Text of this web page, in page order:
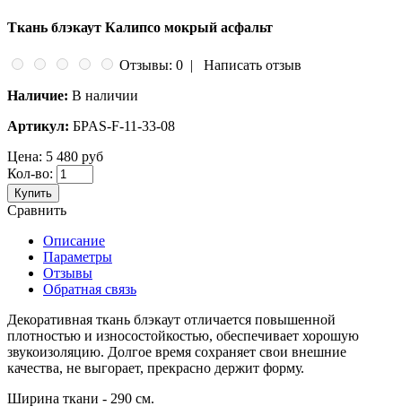
Ткань блэкаут Калипсо мокрый асфальт
Отзывы: 0 | Написать отзыв
Наличие: В наличии
Артикул: БPAS-F-11-33-08
Цена: 5 480 руб
Кол-во:
Купить
Сравнить
Описание
Параметры
Отзывы
Обратная связь
Декоративная ткань блэкаут отличается повышенной
плотностью и износостойкостью, обеспечивает хорошую
звукоизоляцию. Долгое время сохраняет свои внешние
качества, не выгорает, прекрасно держит форму.
Ширина ткани - 290 см.